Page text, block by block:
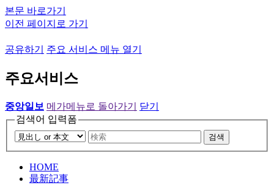
본문 바로가기
이전 페이지로 가기
공유하기 주요 서비스 메뉴 열기
주요서비스
중앙일보 메가메뉴로 돌아가기
닫기
검색어 입력폼
검색
HOME
最新記事